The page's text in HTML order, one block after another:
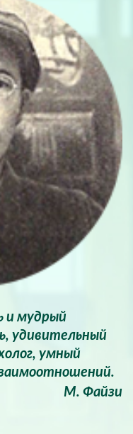
и мудрый
удивительный
умный
М. Файзи